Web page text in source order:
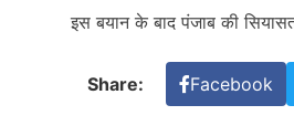
इस बयान के बाद पंजाब की
Share: Facebook